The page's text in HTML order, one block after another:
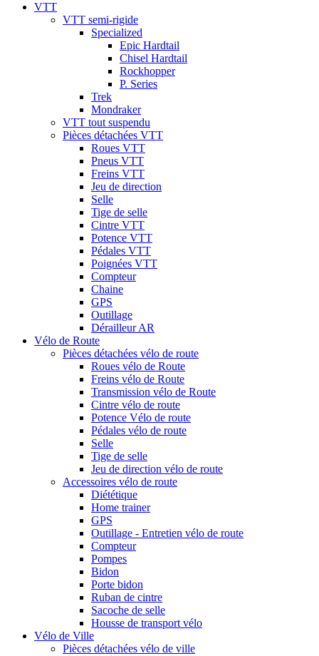
VTT
VTT semi-rigide
Specialized
Epic Hardtail
Chisel Hardtail
Rockhopper
P. Series
Trek
Mondraker
VTT tout suspendu
Pièces détachées VTT
Roues VTT
Pneus VTT
Freins VTT
Jeu de direction
Selle
Tige de selle
Cintre VTT
Potence VTT
Pédales VTT
Poignées VTT
Compteur
Chaine
GPS
Outillage
Dérailleur AR
Vélo de Route
Pièces détachées vélo de route
Roues vélo de Route
Freins vélo de Route
Transmission vélo de Route
Cintre vélo de route
Potence Vélo de route
Pédales vélo de route
Selle
Tige de selle
Jeu de direction vélo de route
Accessoires vélo de route
Diététique
Home trainer
GPS
Outillage - Entretien vélo de route
Compteur
Pompes
Bidon
Porte bidon
Ruban de cintre
Sacoche de selle
Housse de transport vélo
Vélo de Ville
Pièces détachées vélo de ville